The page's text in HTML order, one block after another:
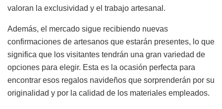
valoran la exclusividad y el trabajo artesanal.
Además, el mercado sigue recibiendo nuevas
confirmaciones de artesanos que estarán presentes, lo que
significa que los visitantes tendrán una gran variedad de
opciones para elegir. Esta es la ocasión perfecta para
encontrar esos regalos navideños que sorprenderán por su
originalidad y por la calidad de los materiales empleados.